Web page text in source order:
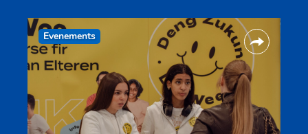
Evenements